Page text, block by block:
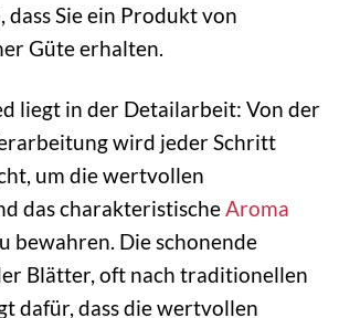
dass Sie ein Produkt von
Güte erhalten.
liegt in der Detailarbeit: Von der
wird jeder Schritt
um die wertvollen
das charakteristische Aroma
bewahren. Die schonende
Blätter, oft nach traditionellen
dafür, dass die wertvollen